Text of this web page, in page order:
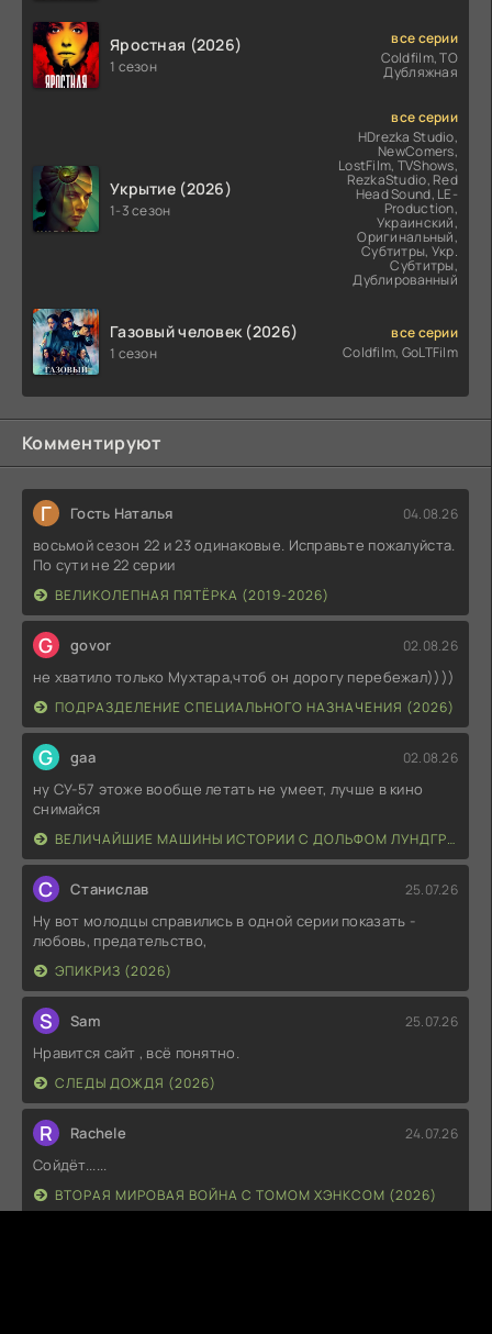
Яростная (2026)
1 сезон
все серии
Coldfilm, ТО
Дубляжная
Укрытие (2026)
1-3 сезон
все серии
HDrezka Studio,
NewComers,
LostFilm, TVShows,
RezkaStudio, Red
Head Sound, LE-
Production,
Украинский,
Оригинальный,
Субтитры, Укр.
Субтитры,
Дублированный
Газовый человек (2026)
1 сезон
все серии
Coldfilm, GoLTFilm
Комментируют
Г Гость Наталья 04.08.26
восьмой сезон 22 и 23 одинаковые. Исправьте пожалуйста.
По сути не 22 серии
ВЕЛИКОЛЕПНАЯ ПЯТЁРКА (2019-2026)
G govor 02.08.26
не хватило только Мухтара,чтоб он дорогу перебежал))))
ПОДРАЗДЕЛЕНИЕ СПЕЦИАЛЬНОГО НАЗНАЧЕНИЯ (2026)
G gaa 02.08.26
ну СУ-57 этоже вообще летать не умеет, лучше в кино
снимайся
ВЕЛИЧАЙШИЕ МАШИНЫ ИСТОРИИ С ДОЛЬФОМ ЛУНДГРЕНОМ (2026)
С Станислав 25.07.26
Ну вот молодцы справились в одной серии показать -
любовь, предательство,
ЭПИКРИЗ (2026)
S Sam 25.07.26
Нравится сайт , всё понятно.
СЛЕДЫ ДОЖДЯ (2026)
R Rachele 24.07.26
Сойдёт......
ВТОРАЯ МИРОВАЯ ВОЙНА С ТОМОМ ХЭНКСОМ (2026)